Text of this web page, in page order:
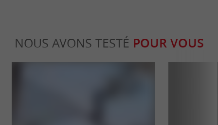
NOUS AVONS TESTÉ POUR VOUS